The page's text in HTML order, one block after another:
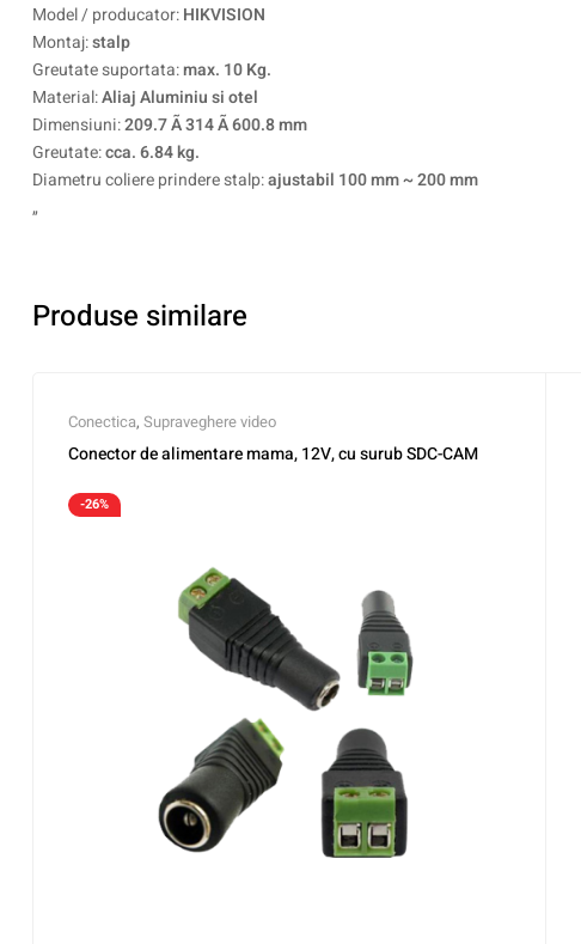
Model / producator:HIKVISION
Montaj:stalp
Greutate suportata:max. 10 Kg.
Material:Aliaj Aluminiu si otel
Dimensiuni:209.7 Ã 314 Ã 600.8 mm
Greutate:cca. 6.84 kg.
Diametru coliere prindere stalp:ajustabil 100 mm ~ 200 mm
„
Produse similare
Conectica, Supraveghere video
Conector de alimentare mama, 12V, cu surub SDC-CAM
-26%